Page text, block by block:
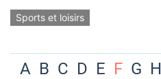
Sports et loisirs
A B C D E F G H